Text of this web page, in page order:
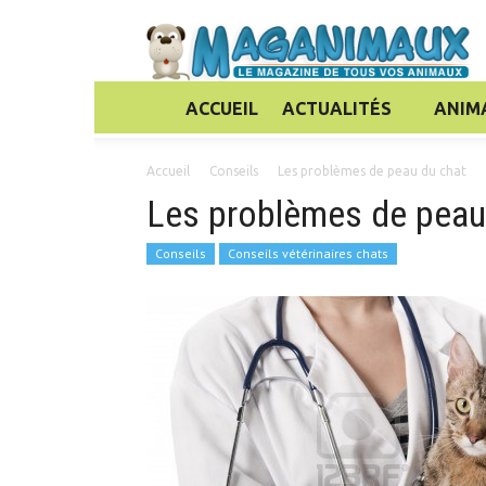
ACCUEIL ACTUALITÉS
Accueil Conseils Les problèmes de peau du chat
Les problèmes de
Conseils Conseils vétérinaires chats